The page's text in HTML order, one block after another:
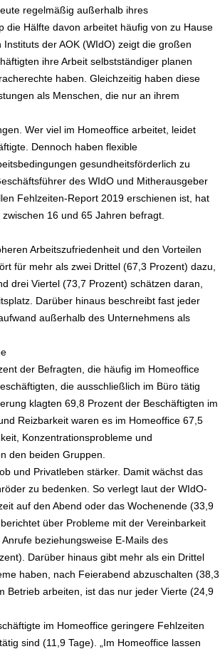
regelmäßig außerhalb ihres
die Hälfte davon arbeitet häufig von zu Hause
der AOK (WIdO) zeigt die großen
ihre Arbeit selbstständiger planen
haben. Gleichzeitig haben diese
als Menschen, die nur an ihrem
Wer viel im Homeoffice arbeitet, leidet
Dennoch haben flexible
gesundheitsförderlich zu
des WIdO und Mitherausgeber
Fehlzeiten-Report 2019 erschienen ist, hat
16 und 65 Jahren befragt.
Arbeitszufriedenheit und den Vorteilen
für mehr als zwei Drittel (67,3 Prozent) dazu,
drei Viertel (73,7 Prozent) schätzen daran,
Darüber hinaus beschreibt fast jeder
außerhalb des Unternehmens als
der Befragten, die häufig im Homeoffice
die ausschließlich im Büro tätig
klagten 69,8 Prozent der Beschäftigten im
Reizbarkeit waren es im Homeoffice 67,5
Konzentrationsprobleme und
den beiden Gruppen.
und Privatleben stärker. Damit wächst das
zu bedenken. So verlegt laut der WIdO-
auf den Abend oder das Wochenende (33,9
über Probleme mit der Vereinbarkeit
beziehungsweise E-Mails des
Darüber hinaus gibt mehr als ein Drittel
haben, nach Feierabend abzuschalten (38,3
Betrieb arbeiten, ist das nur jeder Vierte (24,9
im Homeoffice geringere Fehlzeiten
sind (11,9 Tage). „Im Homeoffice lassen